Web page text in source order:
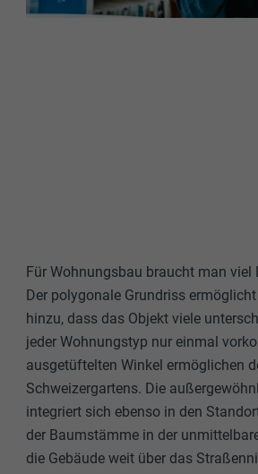
Für Wohnungsbau braucht man
Der polygonale Grundriss
hinzu, dass das Objekt viele
jeder Wohnungstyp nur einmal
ausgetüftelten Winkel ermöglichen
Schweizergartens. Die
integriert sich ebenso in den
der Baumstämme in der
die Gebäude weit über das